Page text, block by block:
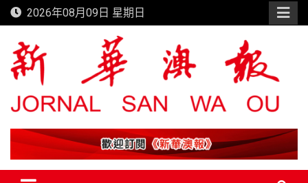
Skip
to
content
2026年08月09日 星期日
新華澳報